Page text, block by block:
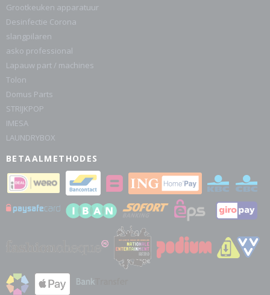
Grootkeuken apparatuur
Desinfectie Corona
slangpilaren
asko professional
Lapauw part / machines
Tolon
Domus Parts
STRIJKPOP
IMESA
LAUNDRYBOX
BETAALMETHODES